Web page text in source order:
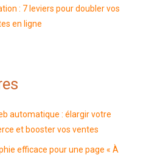
: 7 leviers pour doubler vos
en ligne
automatique : élargir votre
et booster vos ventes
efficace pour une page « À